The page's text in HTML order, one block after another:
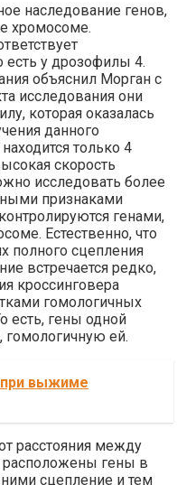
наследование генов,
хромосоме.
есть у дрозофилы 4.
объяснил Морган с
исследования они
которая оказалась
данного
только 4
скорость
исследовать более
признаками
генами,
Естественно, что
полного сцепления
встречается редко,
кроссинговера
гомологичных
есть, гены одной
ей.
выжиме
расстояния между
расположены гены в
сцепление и тем